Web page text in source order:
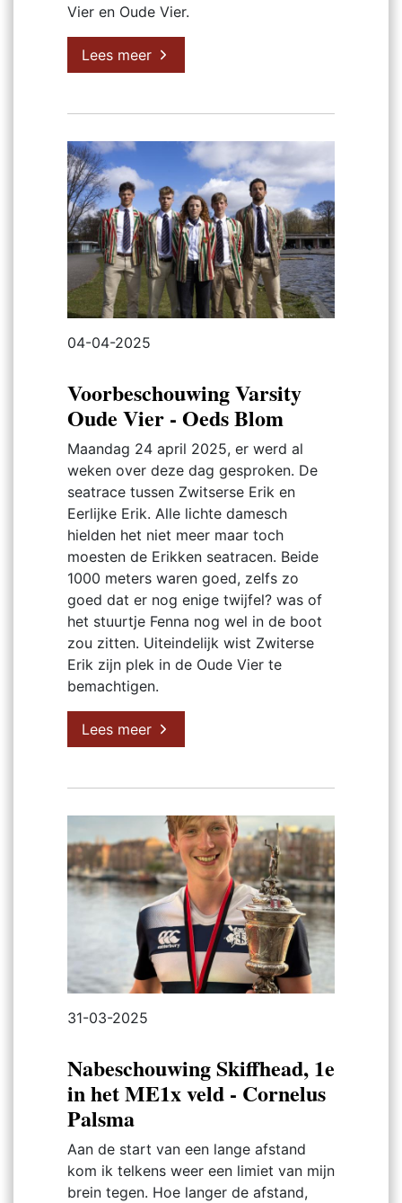
Vier en Oude Vier.
Lees meer
04-04-2025
Voorbeschouwing Varsity
Oude Vier - Oeds Blom
Maandag 24 april 2025, er werd al
weken over deze dag gesproken. De
seatrace tussen Zwitserse Erik en
Eerlijke Erik. Alle lichte damesch
hielden het niet meer maar toch
moesten de Erikken seatracen. Beide
1000 meters waren goed, zelfs zo
goed dat er nog enige twijfel? was of
het stuurtje Fenna nog wel in de boot
zou zitten. Uiteindelijk wist Zwiterse
Erik zijn plek in de Oude Vier te
bemachtigen.
Lees meer
31-03-2025
Nabeschouwing Skiffhead, 1e
in het ME1x veld - Cornelus
Palsma
Aan de start van een lange afstand
kom ik telkens weer een limiet van mijn
brein tegen. Hoe langer de afstand,